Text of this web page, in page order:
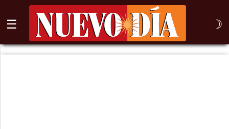
☰ ☽
⌕